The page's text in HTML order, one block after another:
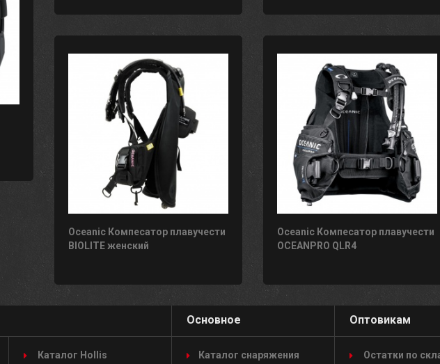
Oceanic Компесатор плавучести
BIOLITE женский
Oceanic Компесатор плавучести
OCEANPRO QLR4
Основное Оптовикам
Каталог Hollis Каталог снаряжения Остатки по